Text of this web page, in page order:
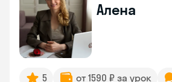
Алена
5 от 1590 ₽ за урок